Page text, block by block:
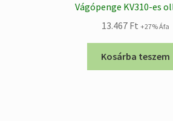
Vágópenge KV310-es
13.467 Ft +27% Áfa
Kosárba teszem